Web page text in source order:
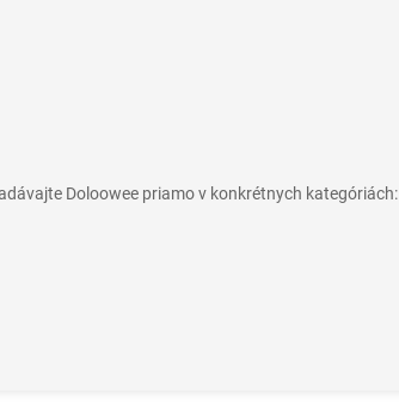
Doloowee priamo v konkrétnych kategóriách: